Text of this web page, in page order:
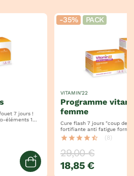
7 jours !
éléments 1
vitamines
Ajouter au panier
-35% PACK
programme vitaminé
femme
VITAMIN'22
Cure flash 7 jours "coup de fouet"
fortifiante anti fatigue formule spécifique
femme
star star star star star_half (8)
29,00 €
18,85 €